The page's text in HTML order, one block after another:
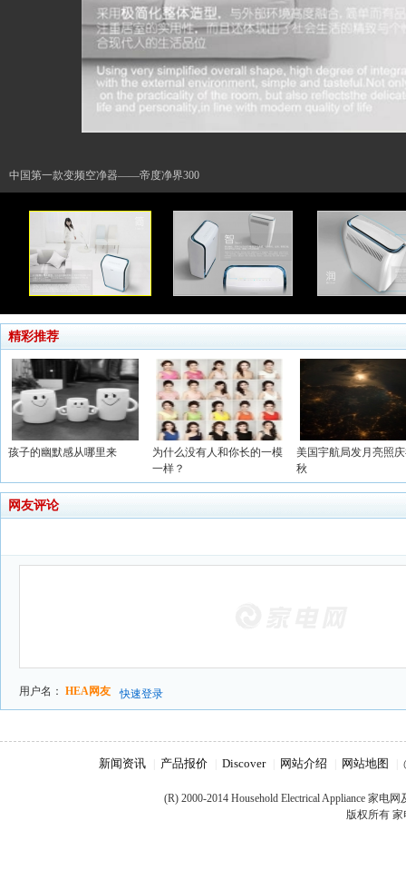
中国第一款变频空净器——帝度净界300
精彩推荐
孩子的幽默感从哪里来
为什么没有人和你长的一模
一样？
美国宇航局发月亮照
秋
网友评论
用户名： HEA网友 快速登录
新闻资讯 产品报价 Discover 网站介绍 网站地图
(R) 2000-2014 Household Electrical Appliance 家电
版权所有